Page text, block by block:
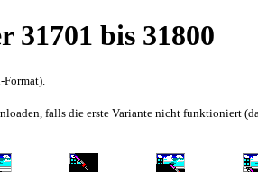
31701 bis 31800
falls die erste Variante nicht funktioniert